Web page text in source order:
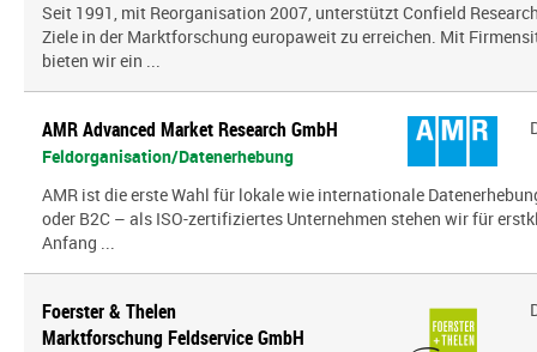
Seit 1991, mit Reorganisation 2007, unterstützt Confield
Ziele in der Marktforschung europaweit zu erreichen. Mit
bieten wir ein ...
AMR Advanced Market Research GmbH
Feldorganisation/Datenerhebung
AMR ist die erste Wahl für lokale wie internationale
oder B2C – als ISO-zertifiziertes Unternehmen stehen wir für
Anfang ...
Foerster & Thelen
Marktforschung Feldservice GmbH